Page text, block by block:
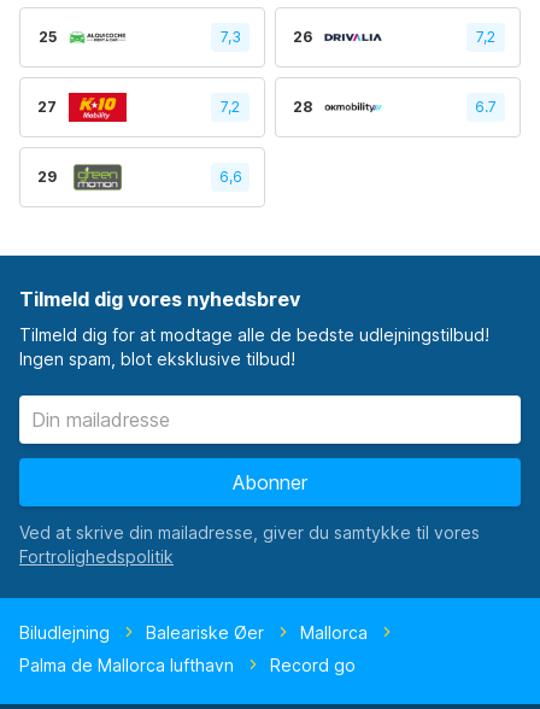
25 7,3 26 7,2
27 7,2 28 6.7
29 6,6
Tilmeld dig vores nyhedsbrev
Tilmeld dig for at modtage alle de bedste udlejningstilbud!
Ingen spam, blot eksklusive tilbud!
Abonner
Ved at skrive din mailadresse, giver du samtykke til vores
Biludlejning Baleariske Øer
Mallorca
Palma de Mallorca lufthavn
Record go